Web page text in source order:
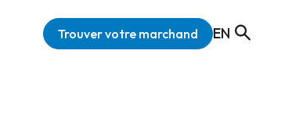
Trouver votre marchand EN